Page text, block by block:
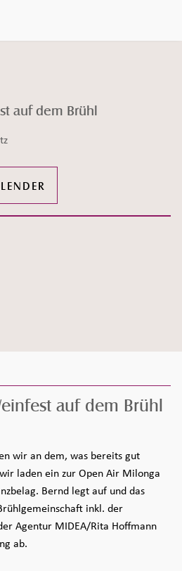
auf dem Brühl
auf dem Brühl
Fußzeile gehen
wir an dem, was bereits gut
laden ein zur Open Air Milonga
Bernd legt auf und das
inkl. der
Agentur MIDEA/Rita Hoffmann
ab.